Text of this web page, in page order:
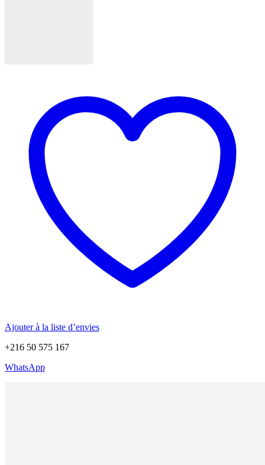
Ajouter à la liste d’envies
+216 50 575 167
WhatsApp